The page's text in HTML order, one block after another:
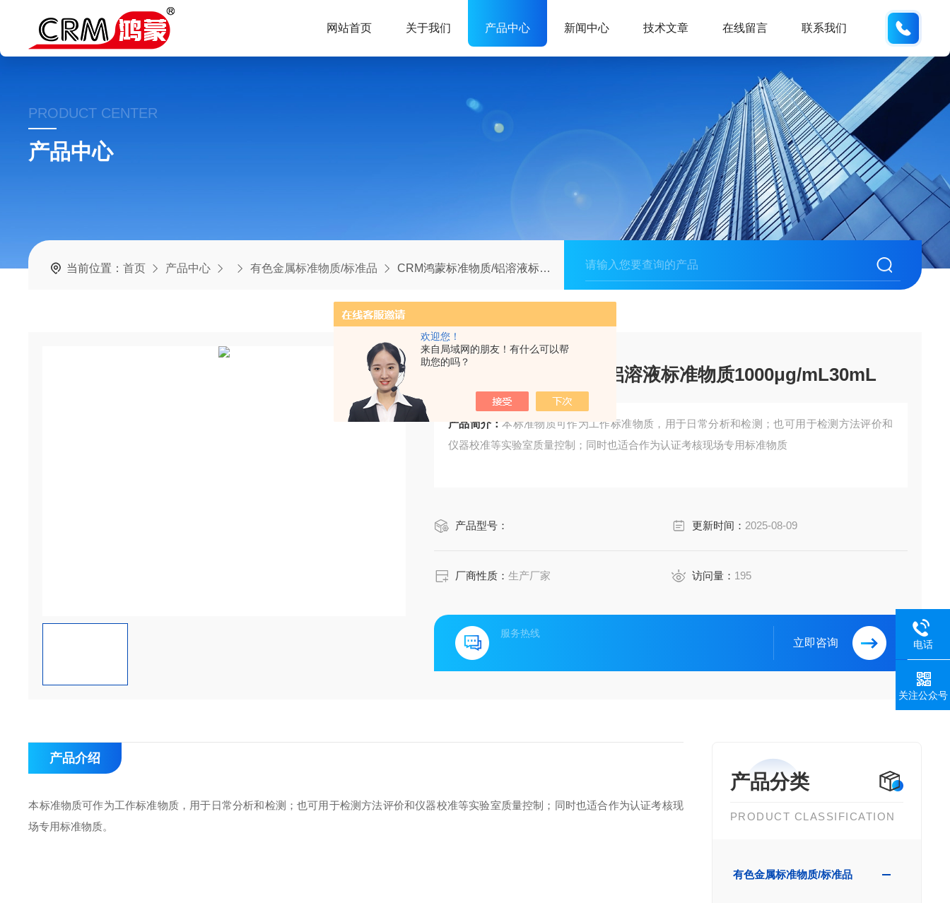
欢迎您！
来自局域网的朋友！有什么可以帮
助您的吗？
网站首页 关于我们 产品中心 新闻中心 技术文章 在线留言 联系我们
PRODUCT CENTER
产品中心
当前位置：首页 产品中心 有色金属标准物质/标准品 CRM鸿蒙标准物质/铝溶液标准物质1000μg/mL30mL
CRM鸿蒙标准物质/铝溶液标准物质1000μg/mL30mL
产品简介：本标准物质可作为工作标准物质，用于日常分析和检测；也可用于检测方法评价和
仪器校准等实验室质量控制；同时也适合作为认证考核现场专用标准物质
产品型号： 更新时间： 2025-08-09
厂商性质：生产厂家 访问量： 195
服务热线
立即咨询
产品分类
PRODUCT CLASSIFICATION
有色金属标准物质/标准品
产品介绍
本标准物质可作为工作标准物质，用于日常分析和检测；也可用于检测方法评价和仪器校准等实验室质量控制；同时也适合作为认证考核现
场专用标准物质。
电话
关注公众号